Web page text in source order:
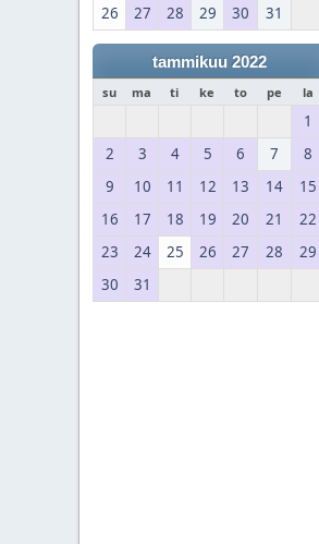
26
27 28 29 30 31
tammikuu 2022
su ma ti ke to pe la
1
2
3 4 5 6 7
8
9
10 11 12 13 14
15
16
17 18 19 20 21
22
23
24 25 26 27 28
29
30
31